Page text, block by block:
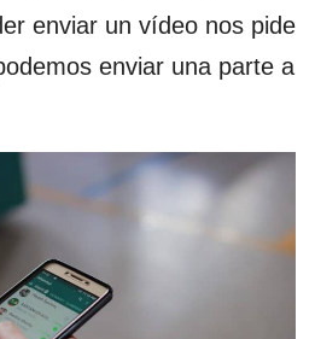
enviar un vídeo nos pide
enviar una parte a